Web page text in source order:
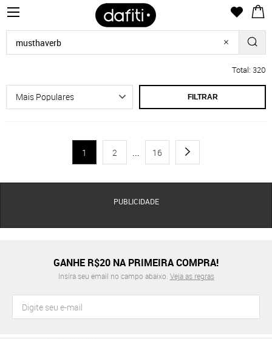
Total: 320
FILTRAR
1 2 ... 16
PUBLICIDADE
GANHE R$20 NA PRIMEIRA COMPRA!
Insira seu email no campo abaixo. Veja as regras